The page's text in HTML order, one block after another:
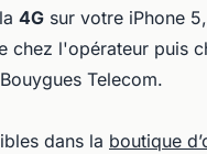
4G sur votre iPhone
chez l'opérateur puis
Telecom.
dans la boutique